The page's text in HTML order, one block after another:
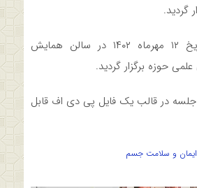
گردید.
این نشست در تاریخ ۱۲ مهرماه ۱۴۰۲ در سالن همایش
حوزه برگزار گردید.
جلسه در قالب یک فایل پی دی اف قابل
و سلامت جسم